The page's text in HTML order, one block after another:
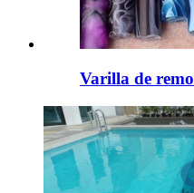
Varilla de